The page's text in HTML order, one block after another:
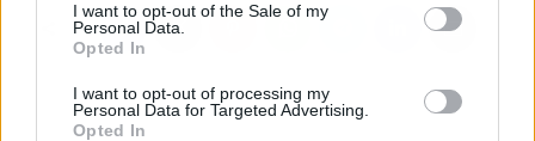
I want to opt-out of the Sale of my
Personal Data.
Opted In
I want to opt-out of processing my
Personal Data for Targeted Advertising.
Opted In